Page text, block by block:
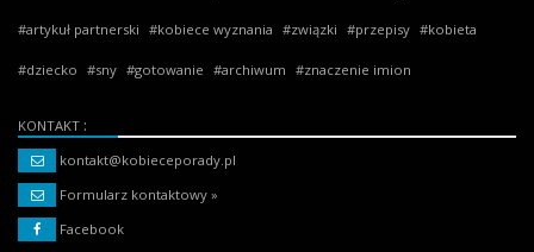
artykuł partnerski kobiece wyznania związki przepisy kobieta
dziecko sny gotowanie archiwum znaczenie imion
KONTAKT
kontakt@kobieceporady.pl
Formularz kontaktowy »
Facebook